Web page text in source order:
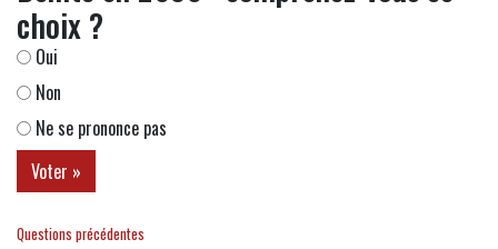
choix ?
Oui
Non
Ne se prononce pas
Questions précédentes